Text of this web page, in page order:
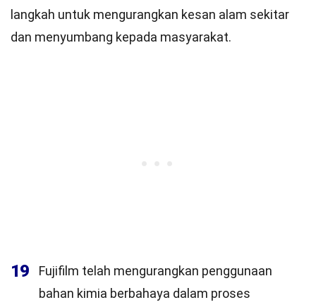
langkah untuk mengurangkan kesan alam sekitar
dan menyumbang kepada masyarakat.
19
Fujifilm telah mengurangkan penggunaan
bahan kimia berbahaya dalam proses